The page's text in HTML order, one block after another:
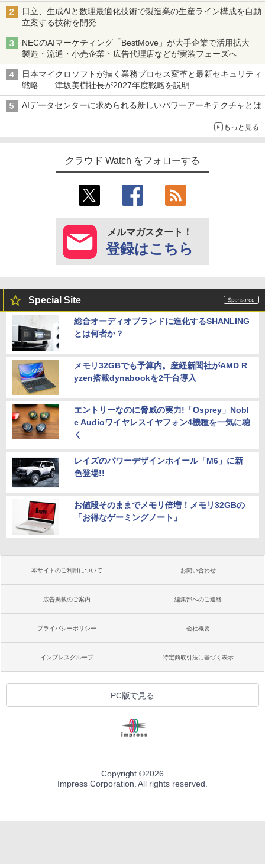
日立、生成AIと数理最適化技術で製造業の生産ライン構成を自動
立案する技術を開発
NECのAIマーケティング「BestMove」が大手企業で活用拡大
製造・流通・小売企業・広告代理店などが実装フェーズへ
日本マイクロソフトが描く業務プロセス変革と最新セキュリティ
戦略――津坂美樹社長が2027年度戦略を説明
AIデータセンターに求められる新しいパワーアーキテクチャとは
もっと見る
クラウド Watch をフォローする
メルマガスタート！
登録はこちら
Special Site
総合オーディオブランドに進化するSHANLING
とは何者か？
メモリ32GBでも予算内。産経新聞社がAMD R
yzen搭載dynabookを2千台導入
エントリーなのに脅威の実力!「Osprey」Nobl
e Audioワイヤレスイヤフォン4機種を一気に聴
く
レイズのパワーデザインホイール「M6」に新
色登場!!
お値段そのままでメモリ倍増！メモリ32GBの
「お得なゲーミングノート」
本サイトのご利用について お問い合わせ
広告掲載のご案内 編集部へのご連絡
プライバシーポリシー 会社概要
インプレスグループ 特定商取引法に基づく表示
PC版で見る
Copyright ©2026
Impress Corporation. All rights reserved.